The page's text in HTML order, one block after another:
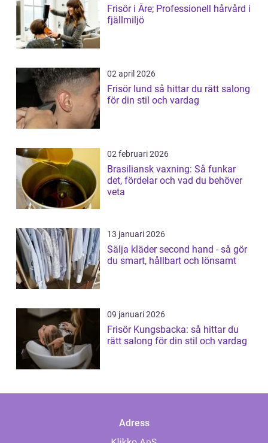
Frisör i Åre; Professionell hårvård i
fjällmiljö
02 april 2026
Frisör lund så hittar du rätt salong
för din stil och vardag
02 februari 2026
Brasiliansk vaxning: Så funkar
det, fördelar och vad du behöver
veta
13 januari 2026
Sälja kläder second hand - så gör
du smart, hållbart och lönsamt
09 januari 2026
Frisör Kungsbacka: så hittar du
rätt salong för din stil och vardag
Adress